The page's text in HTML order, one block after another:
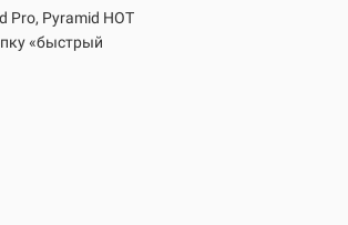
Pro, Pyramid HOT
«быстрый